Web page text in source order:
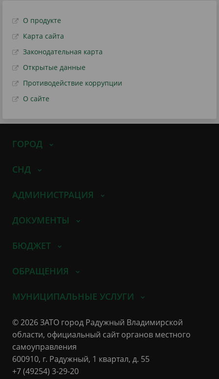
О продукте
Карта сайта
Законодательная карта
Открытые данные
Противодействие коррупции
О сайте
ГОРОД
СНД
АДМИНИСТРАЦИЯ
ДОКУМЕНТЫ
БЮДЖЕТ
ОБРАЩЕНИЯ
МУНИЦИПАЛЬНЫЕ УСЛУГИ
© 2026 ЗАТО город Радужный Владимирской
области, официальный сайт органов местного
самоуправления
600910, г. Радужный, 1 квартал, д. 55
+7 (49254) 3-29-20